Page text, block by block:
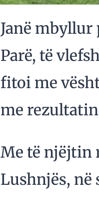
Janë mbyllur
Parë, të
fitoi me
me rezultatin
Me të njëjtin
Lushnjës, në